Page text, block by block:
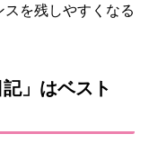
を残しやすくなる
」はベスト